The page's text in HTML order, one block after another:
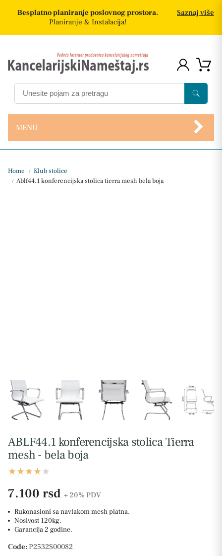
Besplatno planiranje poslovnog prostora.
Planiranje & Instalacija!
Saznaj više
MENU
Home / Klub stolice
/ Ablf44.1 konferencijska stolica tierra mesh bela boja
ABLF44.1 konferencijska stolica Tierra
mesh - bela boja
7.100 rsd + 20% PDV
Rukonasloni sa navlakom mesh platna.
Nosivost 120kg.
Garancija 2 godine.
Code: P2532S00082